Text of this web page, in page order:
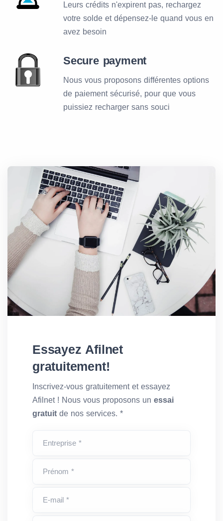
Leurs crédits n'expirent pas, rechargez
votre solde et dépensez-le quand vous en
avez besoin
Secure payment
Nous vous proposons différentes options
de paiement sécurisé, pour que vous
puissiez recharger sans souci
Essayez Afilnet
gratuitement!
Inscrivez-vous gratuitement et essayez
Afilnet ! Nous vous proposons un essai
gratuit de nos services. *
Entreprise *
Prénom *
E-mail *